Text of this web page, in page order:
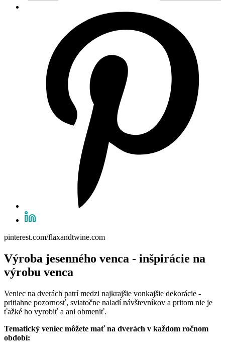
pinterest.com/flaxandtwine.com
Výroba jesenného venca - inšpirácie na
výrobu venca
Veniec na dverách patrí medzi najkrajšie vonkajšie dekorácie -
pritiahne pozornosť, sviatočne naladí návštevníkov a pritom nie je
ťažké ho vyrobiť a ani obmeniť.
Tematický veniec môžete mať na dverách v každom ročnom
období: